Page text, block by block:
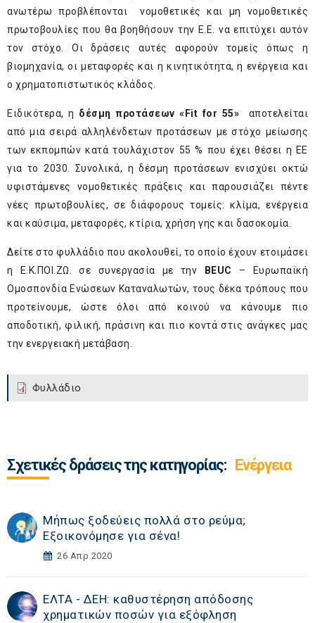
ανωτέρω προβλέπονται νομοθετικές και μη νομοθετικές
πρωτοβουλίες που θα βοηθήσουν την Ε.Ε. να επιτύχει αυτόν
τον στόχο. Οι δράσεις αυτές αφορούν τομείς όπως η
βιομηχανία, οι μεταφορές και η κινητικότητα, η ενέργεια και
ο χρηματοπιστωτικός κλάδος.
Ειδικότερα, η δέσμη προτάσεων «Fit for 55» αποτελείται
από μια σειρά αλληλένδετων προτάσεων με στόχο μείωσης
των εκπομπών κατά τουλάχιστον 55 % που έχει θέσει η ΕΕ
για το 2030. Συνολικά, η δέσμη προτάσεων ενισχύει οκτώ
υφιστάμενες νομοθετικές πράξεις και παρουσιάζει πέντε
νέες πρωτοβουλίες, σε διάφορους τομείς: κλίμα, ενέργεια
και καύσιμα, μεταφορές, κτίρια, χρήση γης και δασοκομία.
Δείτε στο φυλλάδιο που ακολουθεί, το οποίο έχουν ετοιμάσει
η Ε.Κ.ΠΟΙ.ΖΩ. σε συνεργασία με την
BEUC
– Ευρωπαϊκή
Ομοσπονδία Ενώσεων Καταναλωτών, τους δέκα τρόπους που
προτείνουμε, ώστε όλοι από κοινού να κάνουμε πιο
αποδοτική, φιλική, πράσινη και πιο κοντά στις ανάγκες μας
την ενεργειακή μετάβαση.
Φυλλάδιο
Σχετικές δράσεις της κατηγορίας: Ενέργεια
Μήπως ξοδεύεις πολλά στο ρεύμα;
Εξοικονόμησε για σένα!
26 Απρ 2020
ΕΛΤΑ - ΔΕΗ: καθυστέρηση απόδοσης
χρηματικών ποσών για εξόφληση